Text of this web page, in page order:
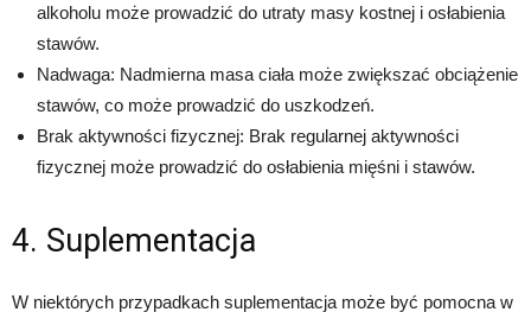
alkoholu może prowadzić do utraty masy kostnej i osłabienia
stawów.
Nadwaga: Nadmierna masa ciała może zwiększać obciążenie
stawów, co może prowadzić do uszkodzeń.
Brak aktywności fizycznej: Brak regularnej aktywności
fizycznej może prowadzić do osłabienia mięśni i stawów.
4. Suplementacja
W niektórych przypadkach suplementacja może być pomocna w